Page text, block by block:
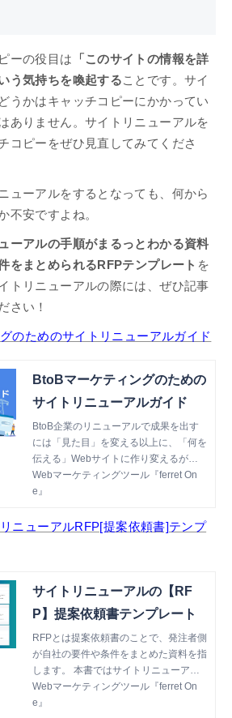
ーの役目は 「このサイトの情報を詳
う気持ちを喚起することです。サイ
うかはキャッチコピーにかかってい
ありません。サイトリニューアルを
コピーをぜひ見直してみてくださ
ューアルをするとなっても、何から
不安ですよね。
ーアルの手順がまるっとわかる資料
をまとめられるRFPテンプレート を
トリニューアルの際には、ぜひ記事
さい！
のためのサイトリニューアルガイド
BtoBマーケティングのための
サイトリニューアルガイド
BtoB企業のリニューアルで成果を出す
には「見た目」を変える以上に、「何を
伝える」Webサイトに作り変えるが重
要なため、マーケティングの見直しも併
せて行うことが成功の秘訣です。BtoB
の重要なステップを時系列順に解説しま
Webマーケティングツール『ferret On
e』
ニューアルRFP[提案依頼書]テンプ
サイトリニューアルの【RF
P】提案依頼書テンプレート
RFPとは提案依頼書のことで、発注者側
が自社の要件や条件をまとめた資料を指
します。 本書ではサイトリニューアル
で使われるRFPをテンプレートとしてま
とめているので、新規サイトの立ち上げ
Webマーケティングツール『ferret On
e』